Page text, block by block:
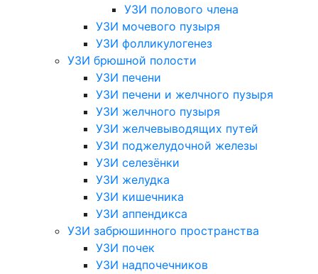
УЗИ полового члена
УЗИ мочевого пузыря
УЗИ фолликулогенез
УЗИ брюшной полости
УЗИ печени
УЗИ печени и желчного пузыря
УЗИ желчного пузыря
УЗИ желчевыводящих путей
УЗИ поджелудочной железы
УЗИ селезёнки
УЗИ желудка
УЗИ кишечника
УЗИ аппендикса
УЗИ забрюшинного пространства
УЗИ почек
УЗИ надпочечников